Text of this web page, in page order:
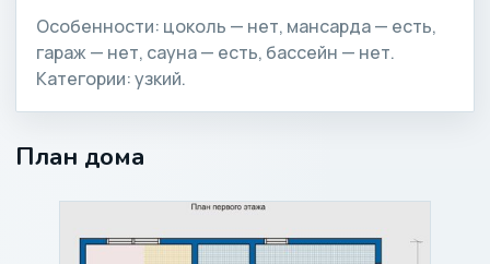
Особенности: цоколь — нет, мансарда — есть,
гараж — нет, сауна — есть, бассейн — нет.
Категории: узкий.
План дома